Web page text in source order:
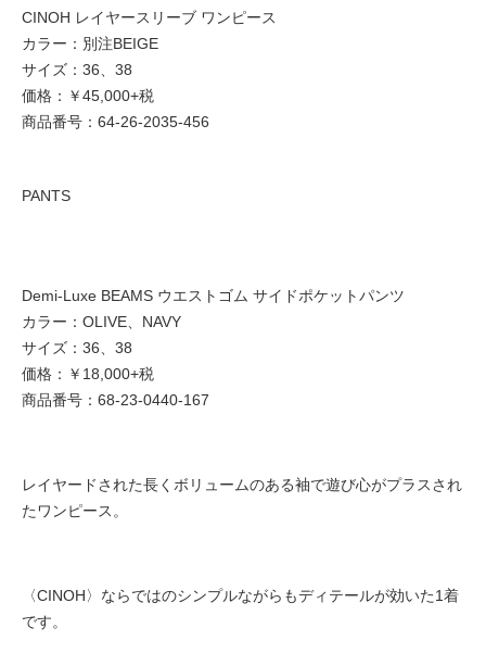
CINOH レイヤースリーブ ワンピース
カラー：別注BEIGE
サイズ：36、38
価格：￥45,000+税
商品番号：64-26-2035-456
PANTS
Demi-Luxe BEAMS ウエストゴム サイドポケットパンツ
カラー：OLIVE、NAVY
サイズ：36、38
価格：￥18,000+税
商品番号：68-23-0440-167
レイヤードされた長くボリュームのある袖で遊び心がプラスされ
たワンピース。
〈CINOH〉ならではのシンプルながらもディテールが効いた1着
です。